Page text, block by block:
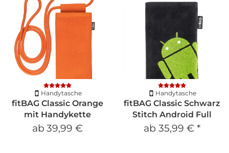
Handytasche
fitBAG Classic Orange
mit Handykette
ab 39,99 €
Handytasche
fitBAG Classic Schwarz
Stitch Android Full
ab 35,99 € *